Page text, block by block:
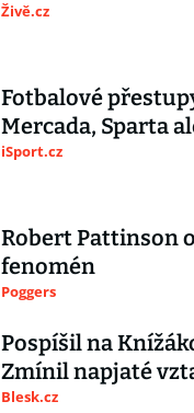
Živě.cz
Fotbalové
Mercada, Sparta
iSport.cz
Robert Pattinson
fenomén
Poggers
Pospíšil na
Zmínil napjaté
Blesk.cz